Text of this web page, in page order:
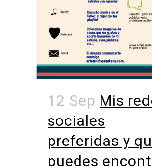
12 Sep Mis
sociales
preferidas y
puedes